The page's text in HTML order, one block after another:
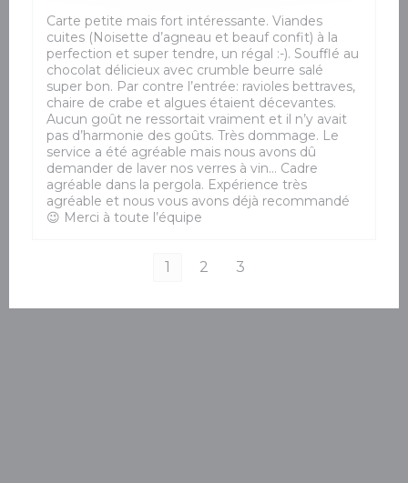
Carte petite mais fort intéressante. Viandes
cuites (Noisette d’agneau et beauf confit) à la
perfection et super tendre, un régal :-). Soufflé au
chocolat délicieux avec crumble beurre salé
super bon. Par contre l’entrée: ravioles bettraves,
chaire de crabe et algues étaient décevantes.
Aucun goût ne ressortait vraiment et il n’y avait
pas d’harmonie des goûts. Très dommage. Le
service a été agréable mais nous avons dû
demander de laver nos verres à vin… Cadre
agréable dans la pergola. Expérience très
agréable et nous vous avons déjà recommandé
😉 Merci à toute l’équipe
1 2 3